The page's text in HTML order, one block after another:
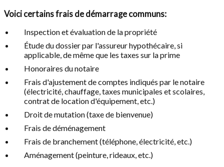
Voici certains frais de démarrage communs:
Inspection et évaluation de la propriété
Étude du dossier par l'assureur hypothécaire, si
applicable, de même que les taxes sur la prime
Honoraires du notaire
Frais d'ajustement de comptes indiqués par le notaire
(électricité, chauffage, taxes municipales et scolaires,
contrat de location d'équipement, etc.)
Droit de mutation (taxe de bienvenue)
Frais de déménagement
Frais de branchement (téléphone, électricité, etc.)
Aménagement (peinture, rideaux, etc.)